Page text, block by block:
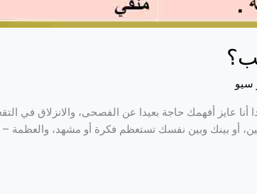
سيو
عايز أفهمك حاجة بعيدا عن الفصحى، والانزلاق في
أو بينك وبين نفسك تستعظم فكرة أو مشهد،